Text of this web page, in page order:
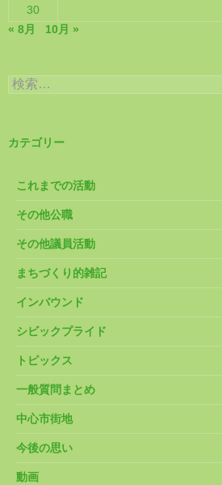
30
« 8月
10月 »
検
索:
カテゴリー
これまでの活動
その他公職
その他議員活動
まちづくり的雑記
インバウンド
シビックプライド
トピックス
一般質問まとめ
中心市街地
今後の思い
動画